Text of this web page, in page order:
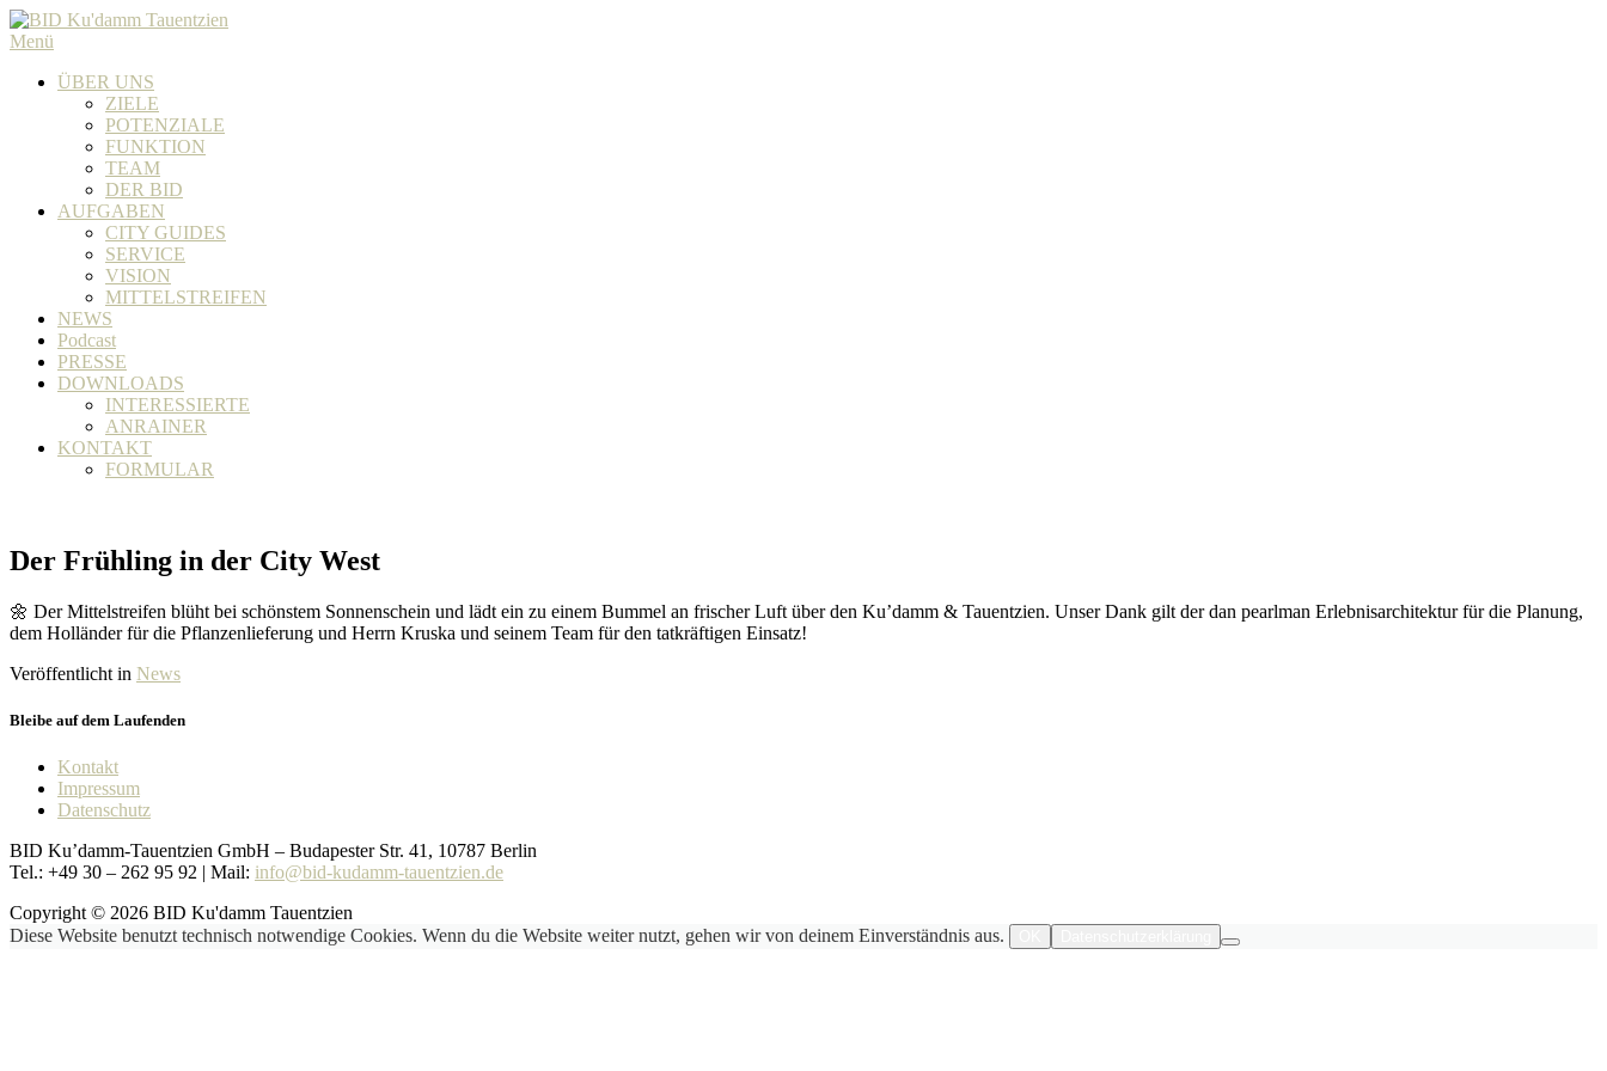
Zum
Inhalt
Menü
ÜBER UNS
ZIELE
POTENZIALE
FUNKTION
TEAM
DER BID
AUFGABEN
CITY GUIDES
SERVICE
VISION
MITTELSTREIFEN
NEWS
Podcast
PRESSE
DOWNLOADS
INTERESSIERTE
ANRAINER
KONTAKT
FORMULAR
Der Frühling in der City West
🌼 Der Mittelstreifen blüht bei schönstem Sonnenschein und lädt ein zu einem Bummel an frischer Luft über den Ku’damm & Tauentzien. Unser Dank gilt der dan pearlman Erlebnisarchitektur für die Planung,
dem Holländer für die Pflanzenlieferung und Herrn Kruska und seinem Team für den tatkräftigen Einsatz!
Veröffentlicht in News
Bleibe auf dem Laufenden
Kontakt
Impressum
Datenschutz
BID Ku’damm-Tauentzien GmbH – Budapester Str. 41, 10787 Berlin
Tel.: +49 30 – 262 95 92 | Mail: info@bid-kudamm-tauentzien.de
Copyright © 2026 BID Ku'damm Tauentzien
Diese Website benutzt technisch notwendige Cookies. Wenn du die Website weiter nutzt, gehen wir von deinem Einverständnis aus.